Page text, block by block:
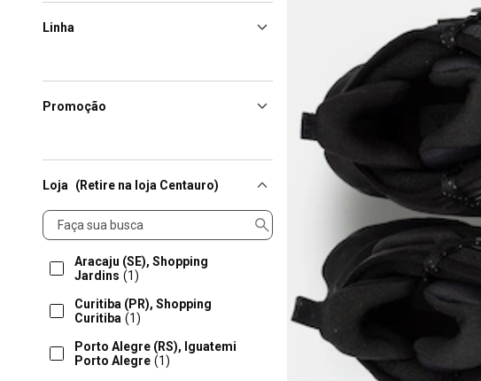
Linha
Promoção
Loja (Retire na loja Centauro)
Loja
Aracaju (SE), Shopping
Jardins (1)
Curitiba (PR), Shopping
Curitiba (1)
Porto Alegre (RS), Iguatemi
Porto Alegre (1)